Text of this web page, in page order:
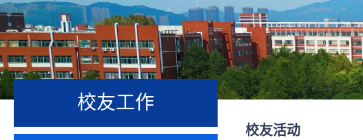
校友工作
校友活动